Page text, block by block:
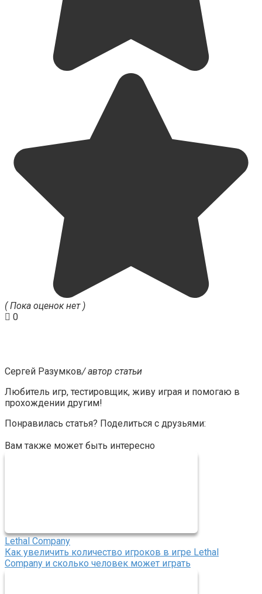
( Пока оценок нет )
0
Сергей Разумков/ автор статьи
Любитель игр, тестировщик, живу играя и помогаю в
прохождении другим!
Понравилась статья? Поделиться с друзьями:
Вам также может быть интересно
Lethal Company
Как увеличить количество игроков в игре Lethal
Company и сколько человек может играть